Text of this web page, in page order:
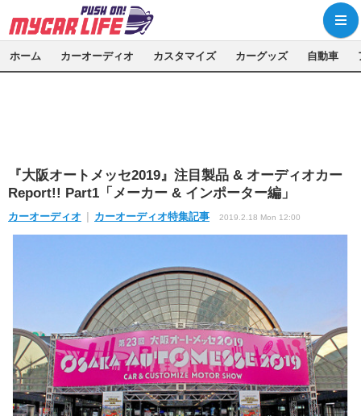
ホーム カーオーディオ カスタマイズ カーグッズ 自動車
『大阪オートメッセ2019』注目製品 & オーディオカー
Report!! Part1「メーカー & インポーター編」
カーオーディオ カーオーディオ特集記事 2019.2.18 Mon 12:00